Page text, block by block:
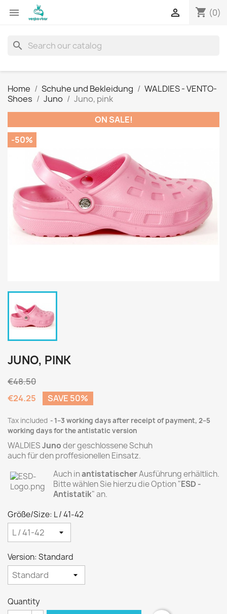
 shopping_cart (0)

search
Home Schuhe und Bekleidung
WALDIES - VENTO-
Shoes
Juno
Juno, pink
ON SALE!
-50%
JUNO, PINK
€48.50
€24.25
SAVE 50%
Tax included
1–3 working days after receipt of payment, 2–5
working days for the antistatic version
WALDIESJunoder geschlossene Schuh
auch für den proffesionellen Einsatz.
Auch inantistatischerAusführung erhältlich.
Bitte wählen Sie hierzu die Option "ESD -
Antistatik" an.
Größe/Size: L / 41-42
Version: Standard
Quantity